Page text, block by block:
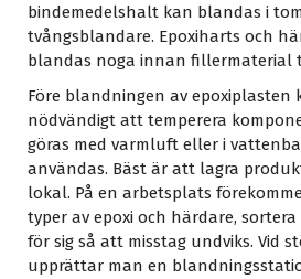
bindemedelshalt kan blandas i
tvångsblandare. Epoxiharts och
blandas noga innan fillermaterial
Före blandningen av epoxiplasten
nödvändigt att temperera
göras med varmluft eller i
användas. Bäst är att lagra
lokal. På en arbetsplats
typer av epoxi och härdare,
för sig så att misstag undviks. Vid
upprättar man en